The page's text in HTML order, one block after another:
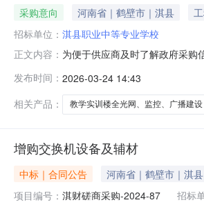
采购意向 河南省｜鹤壁市｜淇县
招标单位： 淇县职业中等专业学校
正文内容： 为便于供应商及时了解政府采
9#教学实训楼全光网、监控、
定性；9#教学实训楼包括全光网
发布时间： 2026-03-24 14:43
相关产品：
教学实训楼全光网、监控、广播建设
增购交换机设备及辅材
中标｜合同公告 河南省｜鹤壁市｜淇县
项目编号： 淇财磋商采购-2024-87 招标